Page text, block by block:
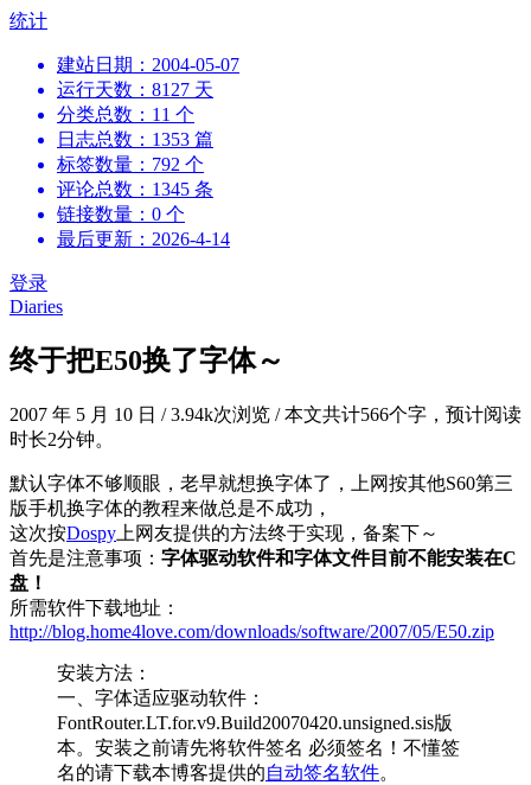
跳
统计
建站日期：2004-05-07
运行天数：8127 天
分类总数：11 个
日志总数：1353 篇
标签数量：792 个
评论总数：1345 条
链接数量：0 个
最后更新：2026-4-14
登录
Diaries
终于把E50换了字体～
2007 年 5 月 10 日 /3.94k次浏览 /本文共计566个字，预计阅读
时长2分钟。
默认字体不够顺眼，老早就想换字体了，上网按其他S60第三
版手机换字体的教程来做总是不成功，
这次按Dospy 上网友提供的方法终于实现，备案下～
首先是注意事项： 字体驱动软件和字体文件目前不能安装在C
盘！
所需软件下载地址：
http://blog.home4love.com/downloads/software/2007/05/E50.zip
安装方法：
一、字体适应驱动软件：
FontRouter.LT.for.v9.Build20070420.unsigned.sis版
本。安装之前请先将软件签名 必须签名！不懂签
名的请下载本博客提供的自动签名软件。